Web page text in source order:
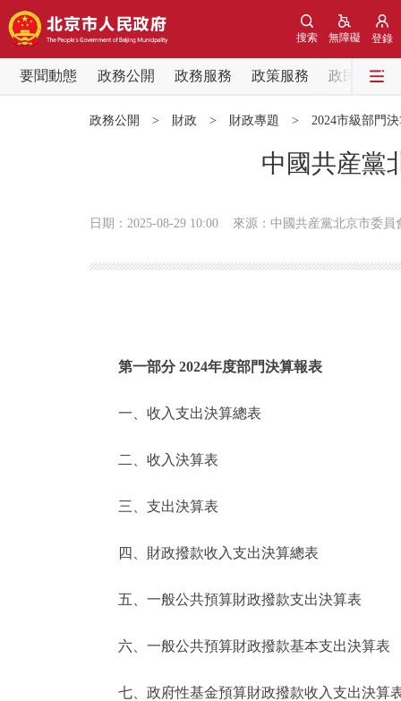
登錄
無障礙
搜索
要聞動態 政務公開 政務服務 政策服務
政民互動
便民服務
仲介服務
政民互動
政務公開 > 財政 > 財政專題 > 2024市級部門
中國共産黨
日期：2025-08-29 10:00 來源：中國共産黨北京市委員
第一部分 2024年度部門決算報表
一、收入支出決算總表
二、收入決算表
三、支出決算表
四、財政撥款收入支出決算總表
五、一般公共預算財政撥款支出決算表
六、一般公共預算財政撥款基本支出決算表
七、政府性基金預算財政撥款收入支出決算